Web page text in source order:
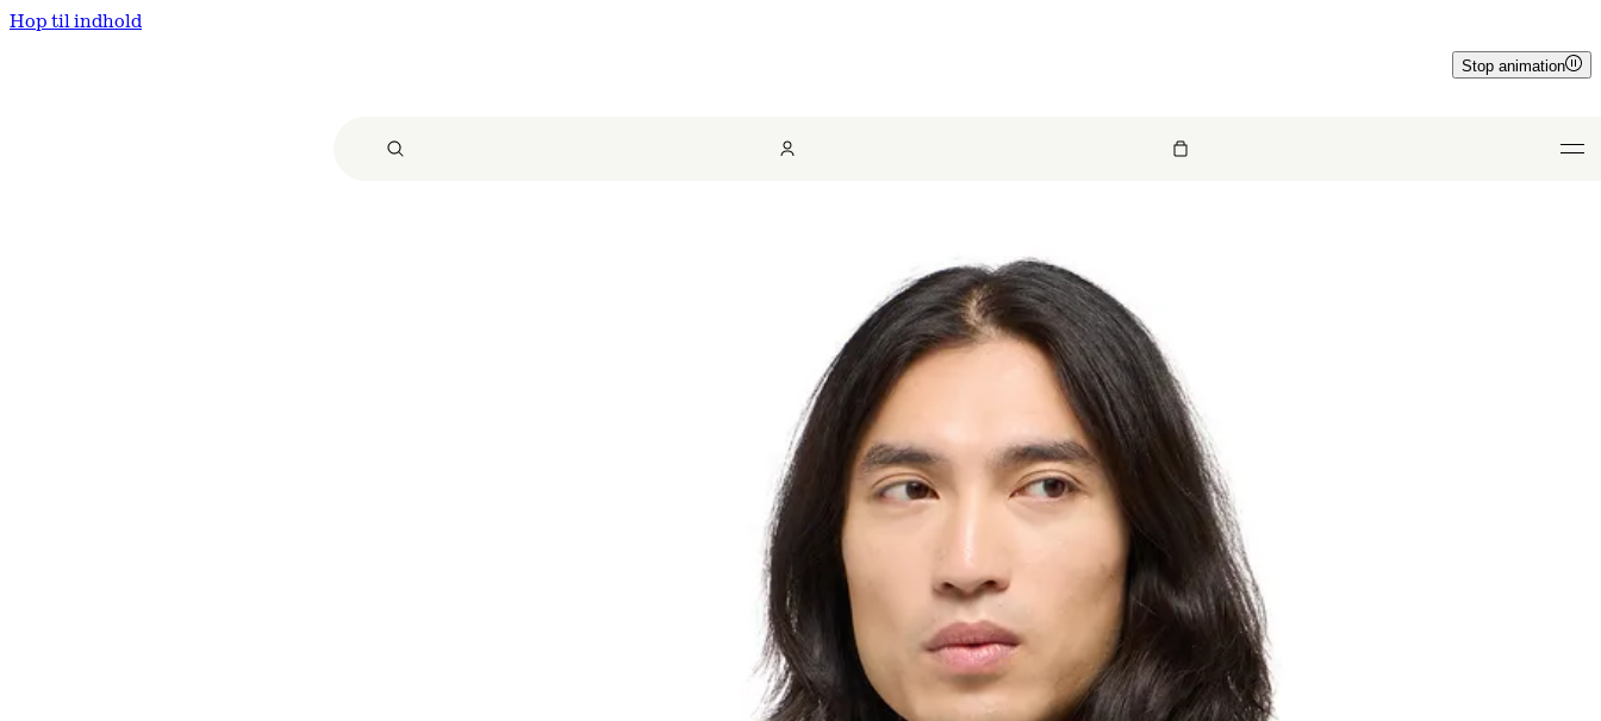
Hop til indhold
Stop animation